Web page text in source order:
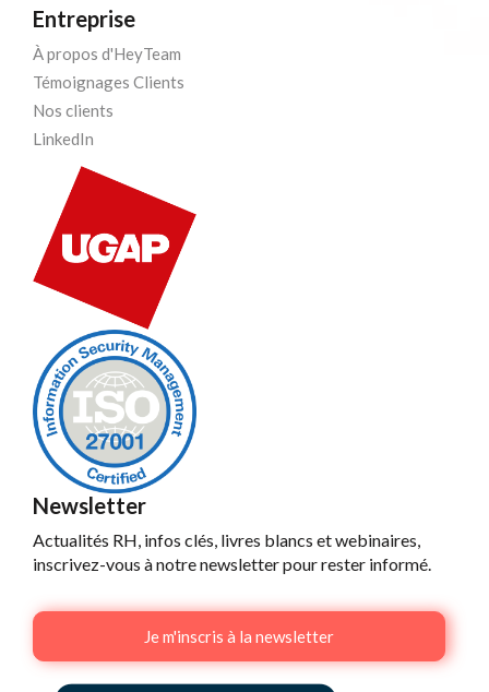
Entreprise
À propos d'HeyTeam
Témoignages Clients
Nos clients
LinkedIn
Newsletter
Actualités RH, infos clés, livres blancs et webinaires,
inscrivez-vous à notre newsletter pour rester informé.
Je m'inscris à la newsletter